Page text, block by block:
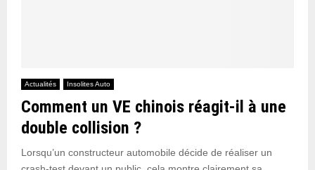
Actualités Insolites Auto
Comment un VE chinois réagit-il à une
double collision ?
Lorsqu’un constructeur automobile décide de réaliser un